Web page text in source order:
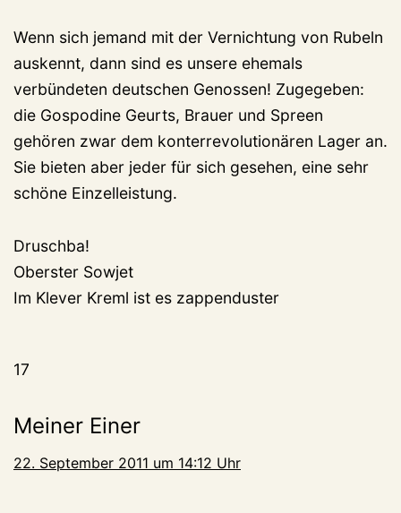
Wenn sich jemand mit der Vernichtung von Rubeln
auskennt, dann sind es unsere ehemals
verbündeten deutschen Genossen! Zugegeben:
die Gospodine Geurts, Brauer und Spreen
gehören zwar dem konterrevolutionären Lager an.
Sie bieten aber jeder für sich gesehen, eine sehr
schöne Einzelleistung.
Druschba!
Oberster Sowjet
Im Klever Kreml ist es zappenduster
17
Meiner Einer
22. September 2011 um 14:12 Uhr